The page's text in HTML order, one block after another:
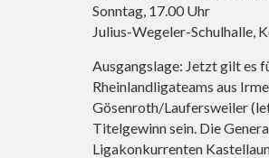
Sonntag, 17.00 Uhr
Julius-Wegeler-Schulhalle,
Ausgangslage: Jetzt gilt es
Rheinlandligateams aus
Gösenroth/Laufersweiler
Titelgewinn sein. Die
Ligakonkurrenten